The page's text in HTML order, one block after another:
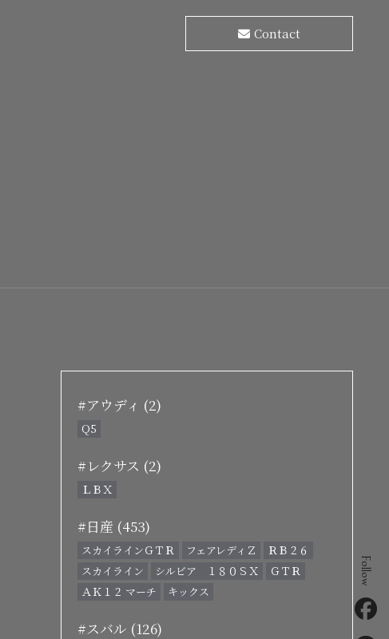
Contact
Follow
#アウディ (2)
Q5
#レクサス (2)
ＬＢＸ
#日産 (453)
スカイラインＧＴＲ フェアレディＺ
ＲＢ２６
スカイライン
シルビア １８０ＳＸ
ＧＴＲ
ＡＫ１２ マーチ
キックス
#スバル (126)